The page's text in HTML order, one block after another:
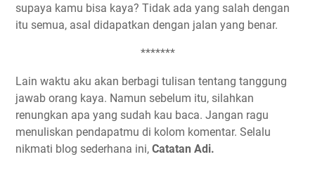
supaya kamu bisa kaya? Tidak ada yang salah dengan
itu semua, asal didapatkan dengan jalan yang benar.
*******
Lain waktu aku akan berbagi tulisan tentang tanggung
jawab orang kaya. Namun sebelum itu, silahkan
renungkan apa yang sudah kau baca. Jangan ragu
menuliskan pendapatmu di kolom komentar. Selalu
nikmati blog sederhana ini, Catatan Adi.